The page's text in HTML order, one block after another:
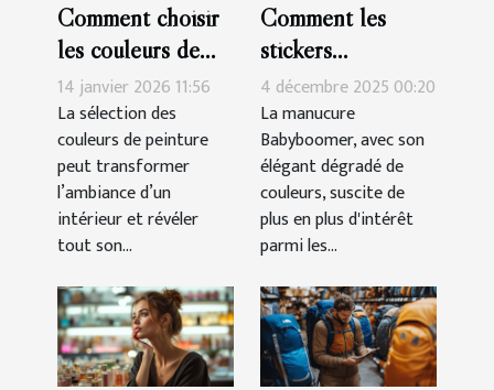
Comment choisir
les couleurs de
peinture pour
harmoniser votre
espace ?
14 janvier 2026 11:56
La sélection des
couleurs de peinture
peut transformer
l’ambiance d’un
intérieur et révéler
tout son...
Comment les
stickers
simplifient-ils la
réalisation d'une
manucure
Babyboomer ?
4 décembre 2025 00:20
La manucure
Babyboomer, avec son
élégant dégradé de
couleurs, suscite de
plus en plus d'intérêt
parmi les...